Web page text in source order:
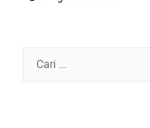
Cari